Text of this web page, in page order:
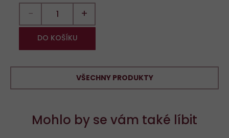
− +
DO KOŠÍKU
VŠECHNY PRODUKTY
Mohlo by se vám také líbit